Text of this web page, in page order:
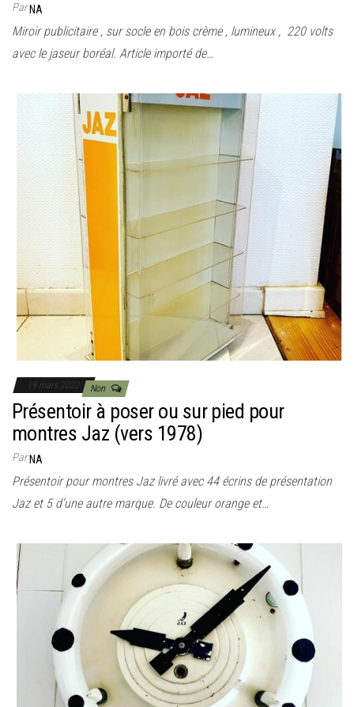
ParNA
Miroir publicitaire , sur socle en bois crème , lumineux , 220 volts
avec le jaseur boréal. Article importé de…
19 mars 2022 Non
Présentoir à poser ou sur pied pour
montres Jaz (vers 1978)
ParNA
Présentoir pour montres Jaz livré avec 44 écrins de présentation
Jaz et 5 d’une autre marque. De couleur orange et…